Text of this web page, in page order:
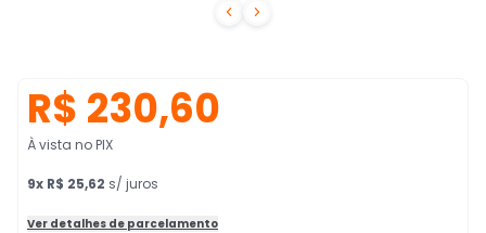
 
R$ 230,60
À vista no PIX
9x R$ 25,62 s/ juros
Ver detalhes de parcelamento